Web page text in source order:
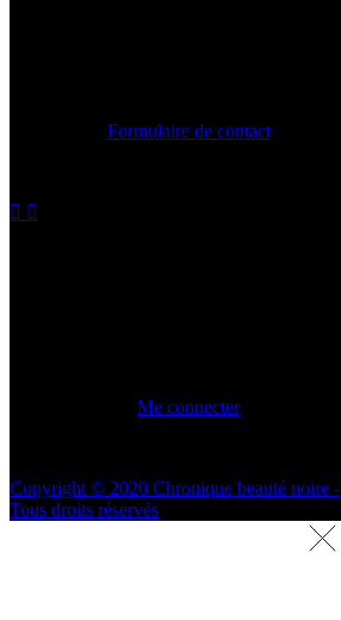
Formulaire de contact
Me connecter
Copyright © 2020 Chronique beauté noire -
Tous droits réservés